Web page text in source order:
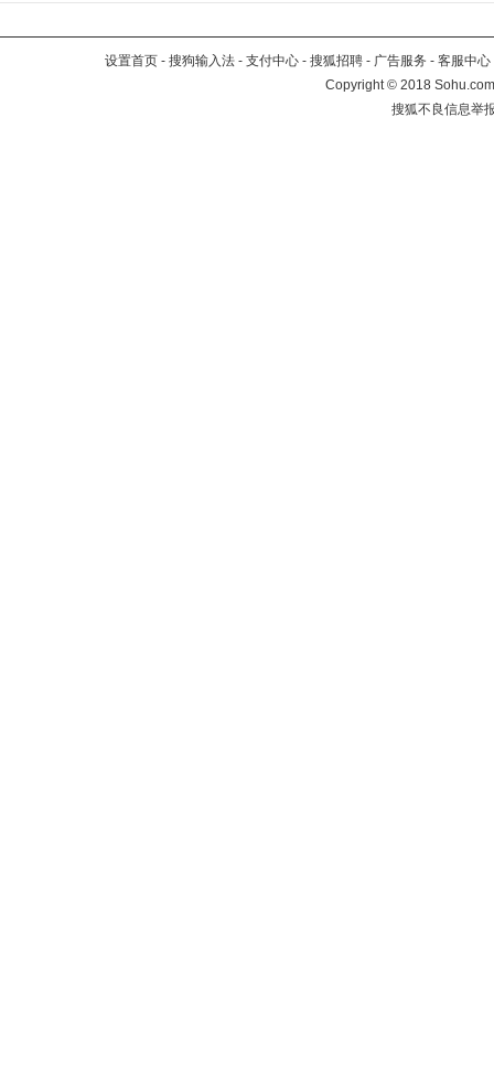
设置首页 - 搜狗输入法 - 支付中心 - 搜狐招聘 - 广告服务 - 客服中心
Copyright©2018
搜狐不良信息举